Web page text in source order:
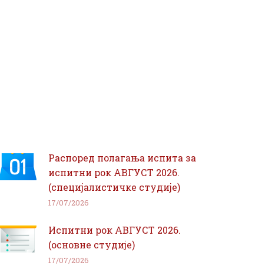
Распоред полагања испита за
испитни рок АВГУСТ 2026.
(специјалистичке студије)
17/07/2026
Испитни рок АВГУСТ 2026.
(основне студије)
17/07/2026